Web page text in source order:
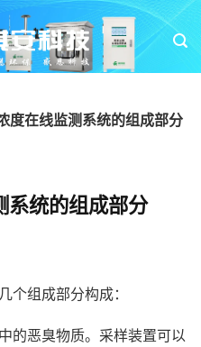
度在线监测系统的组成部分
系统的组成部分
个组成部分构成：
的恶臭物质。采样装置可以